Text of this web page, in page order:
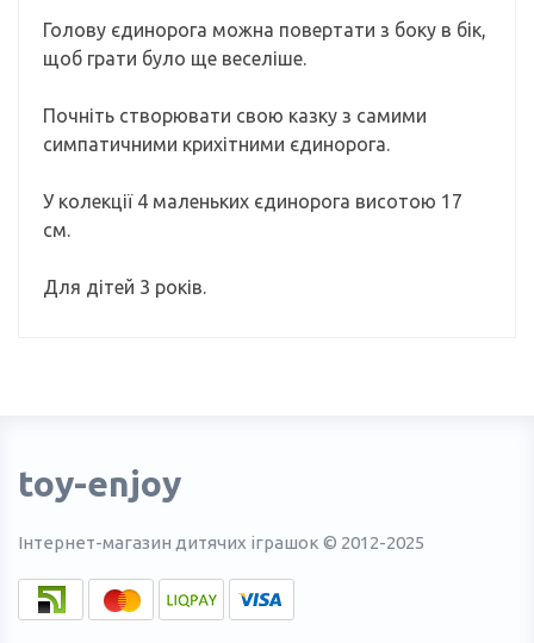
Голову єдинорога можна повертати з боку в бік,
щоб грати було ще веселіше.
Почніть створювати свою казку з самими
симпатичними крихітними єдинорога.
У колекції 4 маленьких єдинорога висотою 17
см.
Для дітей 3 років.
toy-enjoy
Інтернет-магазин дитячих іграшок © 2012-2025